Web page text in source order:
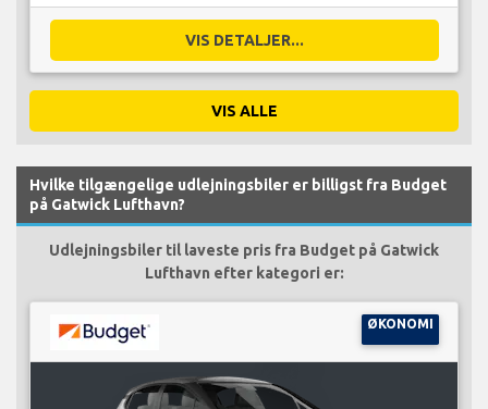
VIS DETALJER...
VIS ALLE
Hvilke tilgængelige udlejningsbiler er billigst fra Budget
på Gatwick Lufthavn?
Udlejningsbiler til laveste pris fra Budget på Gatwick
Lufthavn efter kategori er:
ØKONOMI